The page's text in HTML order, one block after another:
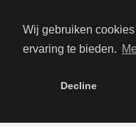
Wij gebruiken
ervaring te bieden.
Decline
Algemene Voorwaarden
Adverteren